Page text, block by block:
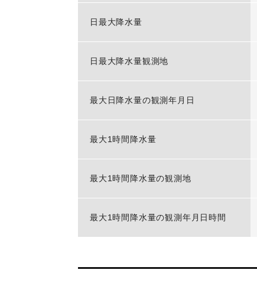
日最大降水量
日最大降水量観測地
最大日降水量の観測年月日
最大1時間降水量
最大1時間降水量の観測地
最大1時間降水量の観測年月日時間